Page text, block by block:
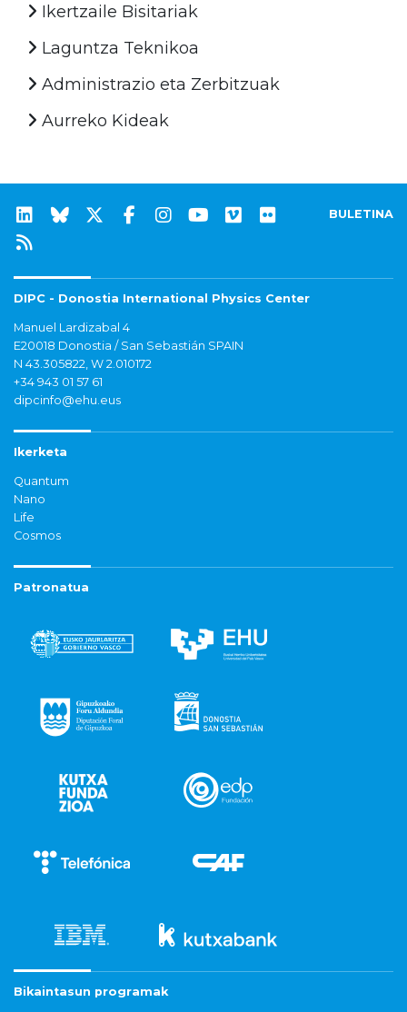
Ikertzaile Bisitariak
Laguntza Teknikoa
Administrazio eta Zerbitzuak
Aurreko Kideak
BULETINA
DIPC - Donostia International Physics Center
Manuel Lardizabal 4
E20018 Donostia / San Sebastián SPAIN
N 43.305822, W 2.010172
+34 943 01 57 61
dipcinfo@ehu.eus
Ikerketa
Quantum
Nano
Life
Cosmos
Patronatua
Bikaintasun programak